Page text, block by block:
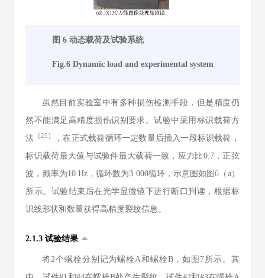
图 6 动态载荷及试验系统
Fig.6 Dynamic load and experimental system
虽然目前实验室中有多种损伤检测手段，但是精度仍
然不能满足高精度损伤识别要求。试验中采用标识载荷方
法 ［25］
，在正式载荷循环一定数量后插入一段标识载荷，
标识载荷最大值与试验件最大载荷一致，应力比0.7，正弦
波，频率为10 Hz，循环数为3 000循环，示意图如 图6 （a）
所示。试验结束后在光学显微镜下进行断口判读，根据标
识线形状和数量获得高精度裂纹信息。
2.1.3 试验结果
将2个螺栓分别记为螺栓A和螺栓B，如 图7所示。其